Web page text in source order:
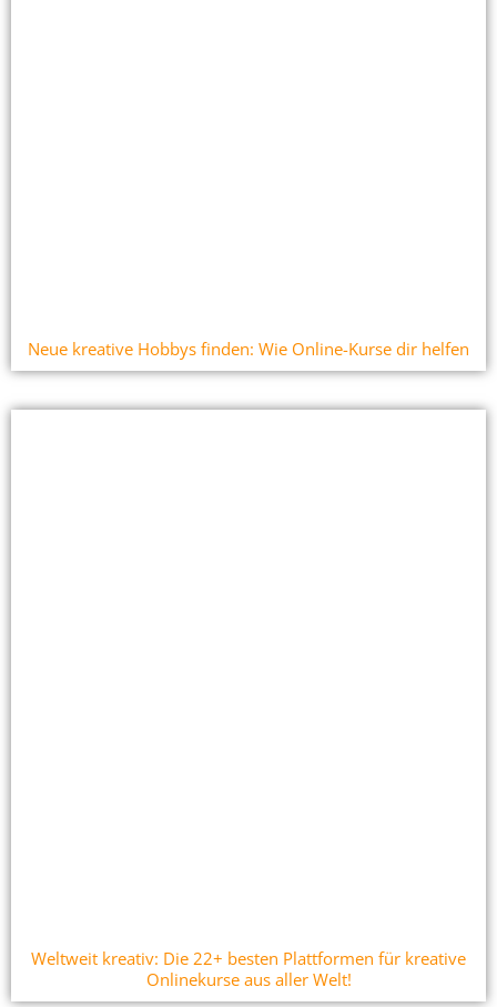
Neue kreative Hobbys finden: Wie Online-Kurse dir helfen
Weltweit kreativ: Die 22+ besten Plattformen für kreative
Onlinekurse aus aller Welt!